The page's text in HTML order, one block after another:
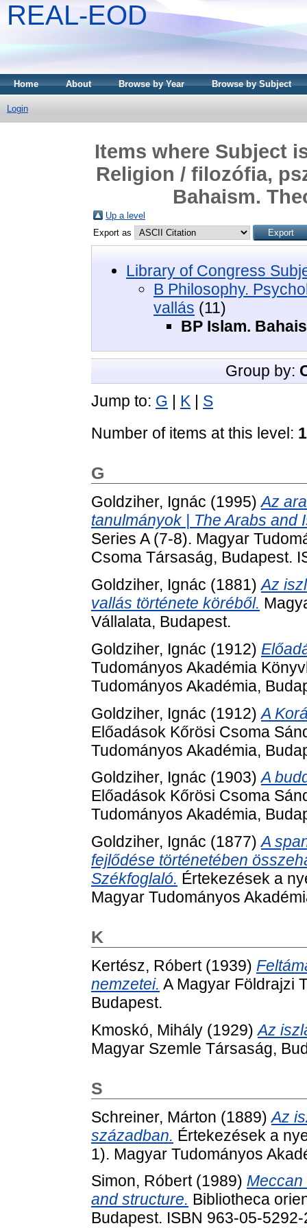
REAL-EOD
Home About Browse by Year Browse by Subject
Login
Items where Subject
Religion / filozófia,
Bahaism.
Up a level
Export as
Library of Congress
B Philosophy.
vallás (11)
BP Islam.
Group by:
Jump to: G K
S
Number of items at this level:
G
Goldziher, Ignác (1995)Az
tanulmányok | The Arabs and
Series A (7-8). Magyar
Csoma Társaság, Budapest.
Goldziher, Ignác (1881)Az
vallás története köréből.
Vállalata, Budapest.
Goldziher, Ignác (1912)
Tudományos Akadémia
Tudományos Akadémia,
Goldziher, Ignác (1912)A
Előadások Kőrösi Csoma
Tudományos Akadémia,
Goldziher, Ignác (1903)A
Előadások Kőrösi Csoma
Tudományos Akadémia,
Goldziher, Ignác (1877)A
fejlődése történetében
Székfoglaló. Értekezések a
Magyar Tudományos
K
Kertész, Róbert(1939)
nemzetei. A Magyar Földrajzi
Budapest.
Kmoskó, Mihály (1929)Az
Magyar Szemle Társaság,
S
Schreiner, Márton (1889)Az
században. Értekezések a
1). Magyar Tudományos
Simon, Róbert(1989) Meccan
and structure. Bibliotheca
Budapest. ISBN 963-05-5292-